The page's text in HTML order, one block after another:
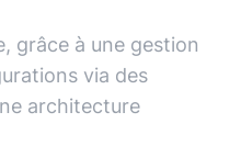
grâce à une gestion
via des
architecture